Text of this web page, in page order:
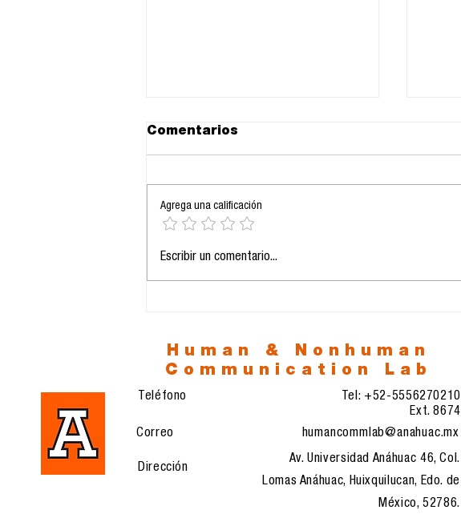
24.11.2025: La IA como
Comentarios
Agrega una calificación
Escribir un comentario...
Human & Nonhuman
Communication Lab
Teléfono
Tel: +52-5556270210
Ext. 8674
humancommlab@anahuac.mx
Av. Universidad Anáhuac 46, Col.
Lomas Anáhuac, Huixquilucan, Edo. de
México, 52786.
Correo
Dirección